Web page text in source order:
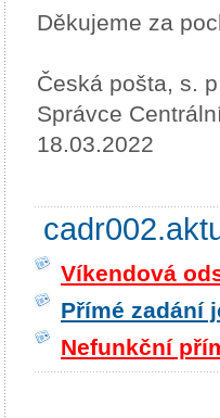
Děkujeme za
Česká pošta, s.
Správce
18.03.2022
Víkendová
Přímé zadání
Nefunkční